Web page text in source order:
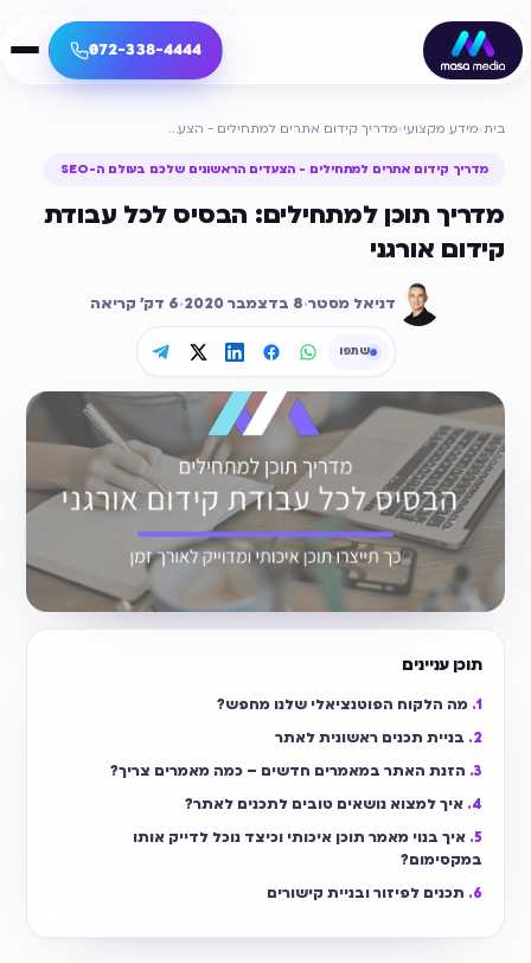
072-338-4444
בית›מידע מקצועי› מדריך קידום אתרים למתחילים - הצעדים הראשונים שלכם בעולם ה-SEO
מדריך קידום אתרים למתחילים - הצעדים הראשונים שלכם בעולם ה-SEO
מדריך תוכן למתחילים: הבסיס לכל עבודת
קידום אורגני
דניאל מסטר·8 בדצמבר 2020 ·
6 דק׳ קריאה
שתפו
תוכן עניינים
מה הלקוח הפוטנציאלי שלנו מחפש?
בניית תכנים ראשונית לאתר
הזנת האתר במאמרים חדשים – כמה מאמרים צריך?
איך למצוא נושאים טובים לתכנים לאתר?
איך בנוי מאמר תוכן איכותי וכיצד נוכל לדייק אותו
במקסימום?
תכנים לפיזור ובניית קישורים